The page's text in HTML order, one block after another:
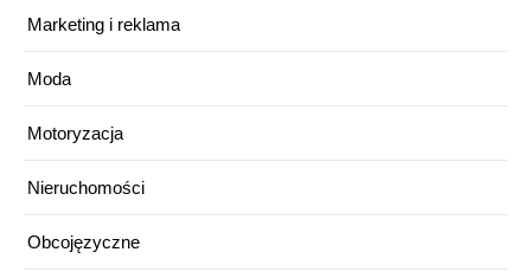
Marketing i reklama
Moda
Motoryzacja
Nieruchomości
Obcojęzyczne